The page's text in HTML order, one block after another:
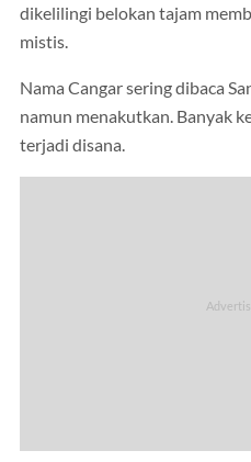
dikelilingi belokan tajam
mistis.
Nama Cangar sering dibaca
namun menakutkan. Banyak
terjadi disana.